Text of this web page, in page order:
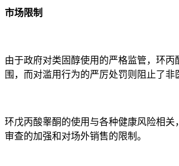
市场限制
由于政府对类固醇使用的严格监管，环
围，而对滥用行为的严厉处罚则阻止了非
环戊丙酸睾酮的使用与各种健康风险相
审查的加强和对场外销售的限制。